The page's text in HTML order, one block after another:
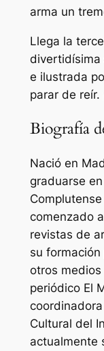
arma un
Llega la
divertidísima
e ilustrada
parar de reír.
Biografía
Nació en
graduarse
comenzado
revistas de
su
otros
periódico El
Cultural del
actualmente